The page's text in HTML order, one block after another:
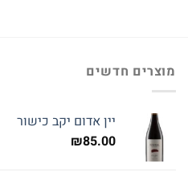
מוצרים חדשים
יין אדום יקב כישור
₪85.00